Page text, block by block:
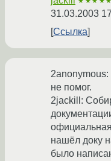
31.03.2003
Ссылка
не помог.
2jackill:
нашёл доку
было